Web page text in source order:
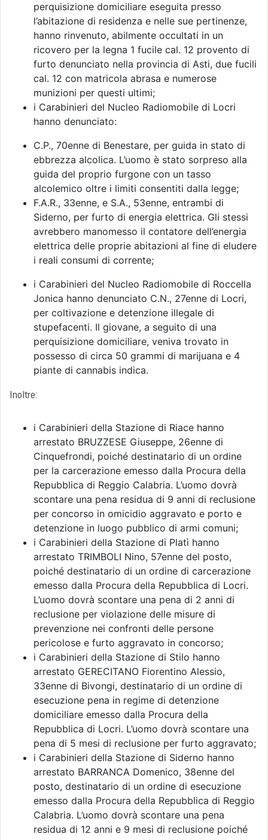
perquisizione domiciliare eseguita presso
l’abitazione di residenza e nelle sue pertinenze,
hanno rinvenuto, abilmente occultati in un
ricovero per la legna 1 fucile cal. 12 provento di
furto denunciato nella provincia di Asti, due fucili
cal. 12 con matricola abrasa e numerose
munizioni per questi ultimi;
i Carabinieri del Nucleo Radiomobile di Locri
hanno denunciato:
C.P., 70enne di Benestare, per guida in stato di
ebbrezza alcolica. L’uomo è stato sorpreso alla
guida del proprio furgone con un tasso
alcolemico oltre i limiti consentiti dalla legge;
F.A.R., 33enne, e S.A., 53enne, entrambi di
Siderno, per furto di energia elettrica. Gli stessi
avrebbero manomesso il contatore dell’energia
elettrica delle proprie abitazioni al fine di eludere
i reali consumi di corrente;
i Carabinieri del Nucleo Radiomobile di Roccella
Jonica hanno denunciato C.N., 27enne di Locri,
per coltivazione e detenzione illegale di
stupefacenti. Il giovane, a seguito di una
perquisizione domiciliare, veniva trovato in
possesso di circa 50 grammi di marijuana e 4
piante di cannabis indica.
Inoltre:
i Carabinieri della Stazione di Riace hanno
arrestato BRUZZESE Giuseppe, 26enne di
Cinquefrondi, poiché destinatario di un ordine
per la carcerazione emesso dalla Procura della
Repubblica di Reggio Calabria. L’uomo dovrà
scontare una pena residua di 9 anni di reclusione
per concorso in omicidio aggravato e porto e
detenzione in luogo pubblico di armi comuni;
i Carabinieri della Stazione di Platì hanno
arrestato TRIMBOLI Nino, 57enne del posto,
poiché destinatario di un ordine di carcerazione
emesso dalla Procura della Repubblica di Locri.
L’uomo dovrà scontare una pena di 2 anni di
reclusione per violazione delle misure di
prevenzione nei confronti delle persone
pericolose e furto aggravato in concorso;
i Carabinieri della Stazione di Stilo hanno
arrestato GERECITANO Fiorentino Alessio,
33enne di Bivongi, destinatario di un ordine di
esecuzione pena in regime di detenzione
domiciliare emesso dalla Procura della
Repubblica di Locri. L’uomo dovrà scontare una
pena di 5 mesi di reclusione per furto aggravato;
i Carabinieri della Stazione di Siderno hanno
arrestato BARRANCA Domenico, 38enne del
posto, destinatario di un ordine di esecuzione
emesso dalla Procura della Repubblica di Reggio
Calabria. L’uomo dovrà scontare una pena
residua di 12 anni e 9 mesi di reclusione poiché